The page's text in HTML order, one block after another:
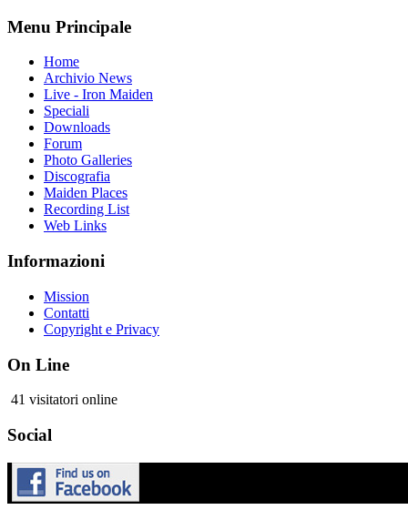
Menu Principale
Home
Archivio News
Live - Iron Maiden
Speciali
Downloads
Forum
Photo Galleries
Discografia
Maiden Places
Recording List
Web Links
Informazioni
Mission
Contatti
Copyright e Privacy
On Line
41 visitatori online
Social